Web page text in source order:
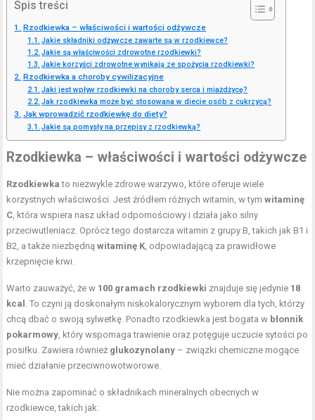
Spis treści
Rzodkiewka – właściwości i wartości odżywcze
Jakie składniki odżywcze zawarte są w rzodkiewce?
Jakie są właściwości zdrowotne rzodkiewki?
Jakie korzyści zdrowotne wynikają ze spożycia rzodkiewki?
Rzodkiewka a choroby cywilizacyjne
Jaki jest wpływ rzodkiewki na choroby serca i miażdżycę?
Jak rzodkiewka może być stosowana w diecie osób z cukrzycą?
Jak wprowadzić rzodkiewkę do diety?
Jakie są pomysły na przepisy z rzodkiewką?
Rzodkiewka – właściwości i wartości odżywcze
Rzodkiewka to niezwykle zdrowe warzywo, które oferuje wiele
korzystnych właściwości. Jest źródłem różnych witamin, w tymwitaminę
C, która wspiera nasz układ odpornościowy i działa jako silny
przeciwutleniacz. Oprócz tego dostarcza witamin z grupy B, takich jak B1 i
B2, a także niezbędnąwitaminę K, odpowiadającą za prawidłowe
krzepnięcie krwi.
Warto zauważyć, że w 100 gramach rzodkiewki znajduje się jedynie 18
kcal . To czyni ją doskonałym niskokalorycznym wyborem dla tych, którzy
chcą dbać o swoją sylwetkę. Ponadto rzodkiewka jest bogata w błonnik
pokarmowy, który wspomaga trawienie oraz potęguje uczucie sytości po
posiłku. Zawiera również glukozynolany – związki chemiczne mogące
mieć działanie przeciwnowotworowe.
Nie można zapominać o składnikach mineralnych obecnych w
rzodkiewce, takich jak: